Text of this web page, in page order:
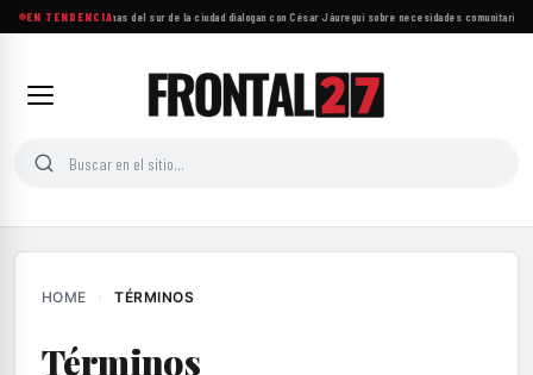
EN TENDENCIA
Más de mil personas del sur de la ciudad dialogan con César Jáuregui sobre necesidades comunitarias
HOME › TÉRMINOS
Términos